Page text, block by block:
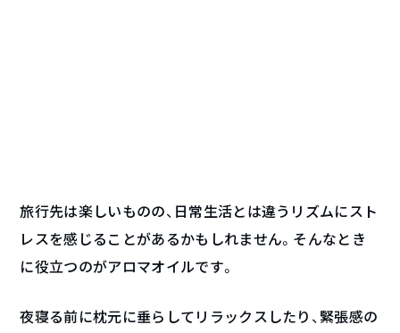
旅行先は楽しいものの、日常生活とは違うリズムにスト
レスを感じることがあるかもしれません。そんなとき
に役立つのがアロマオイルです。
夜寝る前に枕元に垂らしてリラックスしたり、緊張感の